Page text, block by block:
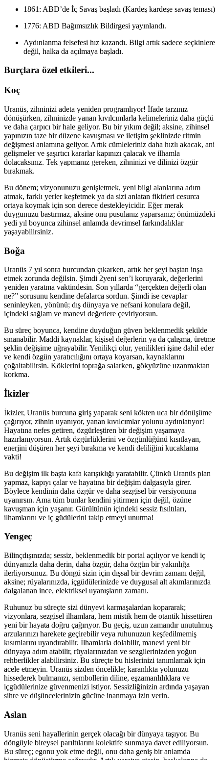
1861: ABD’de İç Savaş başladı (Kardeş kardeşe savaş teması)
1776: ABD Bağımsızlık Bildirgesi yayınlandı.
Aydınlanma felsefesi hız kazandı. Bilgi artık sadece seçkinlere
değil, halka da açılmaya başladı.
Burçlara özel etkileri...
Koç
Uranüs, zihninizi adeta yeniden programlıyor! İfade tarzınız
dönüşürken, zihninizde yanan kıvılcımlarla kelimeleriniz daha güçlü
ve daha çarpıcı bir hale geliyor. Bu bir yıkım değil; aksine, zihinsel
yapınızın taze bir düzene kavuşması ve iletişim şeklinizde ritmin
değişmesi anlamına geliyor. Artık cümleleriniz daha hızlı akacak, ani
gelişmeler ve şaşırtıcı kararlar kapınızı çalacak ve ilhamla
dolacaksınız. Tek yapmanız gereken, zihninizi ve dilinizi özgür
bırakmak.
Bu dönem; vizyonunuzu genişletmek, yeni bilgi alanlarına adım
atmak, farklı yerler keşfetmek ya da sizi anlatan fikirleri cesurca
ortaya koymak için son derece destekleyicidir. Eğer merak
duygunuzu bastırmaz, aksine onu pusulanız yaparsanız; önümüzdeki
yedi yıl boyunca zihinsel anlamda devrimsel farkındalıklar
yaşayabilirsiniz.
Boğa
Uranüs 7 yıl sonra burcundan çıkarken, artık her şeyi baştan inşa
etmek zorunda değilsin. Şimdi 2yeni sen’i koruyarak, değerlerini
yeniden yaratma vaktindesin. Son yıllarda “gerçekten değerli olan
ne?” sorusunu kendine defalarca sordun. Şimdi ise cevaplar
seninleyken, yönünü; dış dünyaya ve nefsani konulara değil,
içindeki sağlam ve manevi değerlere çeviriyorsun.
Bu süreç boyunca, kendine duyduğun güven beklenmedik şekilde
sınanabilir. Maddi kaynaklar, kişisel değerlerin ya da çalışma, üretme
şeklin değişime uğrayabilir. Yenilikçi olur, yenilikleri işine dahil eder
ve kendi özgün yaratıcılığını ortaya koyarsan, kaynaklarını
çoğaltabilirsin. Köklerini toprağa salarken, gökyüzüne uzanmaktan
korkma.
İkizler
İkizler, Uranüs burcuna giriş yaparak seni kökten uca bir dönüşüme
çağırıyor, zihnin uyanıyor, yanan kıvılcımlar yolunu aydınlatıyor!
Hayatına nefes getiren, özgürleştiren bir değişim yaşamaya
hazırlanıyorsun. Artık özgürlüklerini ve özgünlüğünü kısıtlayan,
enerjini düşüren her şeyi bırakma ve kendi deliliğini kucaklama
vakti!
Bu değişim ilk başta kafa karışıklığı yaratabilir. Çünkü Uranüs plan
yapmaz, kapıyı çalar ve hayatına bir değişim dalgasıyla girer.
Böylece kendinin daha özgür ve daha sezgisel bir versiyonuna
uyanırsın. Ama tüm bunlar kendini yitirmen için değil, özüne
kavuşman için yaşanır. Gürültünün içindeki sessiz fısıltıları,
ilhamlarını ve iç güdülerini takip etmeyi unutma!
Yengeç
Bilinçdışınızda; sessiz, beklenmedik bir portal açılıyor ve kendi iç
dünyanızla daha derin, daha özgür, daha özgün bir yakınlığa
ilerliyorsunuz. Bu döngü sizin için dışsal bir devrim zamanı değil,
aksine; rüyalarınızda, içgüdülerinizde ve duygusal alt akımlarınızda
dalgalanan ince, elektriksel uyanışların zamanı.
Ruhunuz bu süreçte sizi dünyevi karmaşalardan kopararak;
vizyonlara, sezgisel ilhamlara, hem mistik hem de otantik hissettiren
yeni bir hayata doğru çağırıyor. Bu geçiş, uzun zamandır unutulmuş
arzularınızı harekete geçirebilir veya ruhunuzun keşfedilmemiş
kısımlarını uyandırabilir. İlhamlarla dolabilir, manevi yeni bir
dünyaya adım atabilir, rüyalarınızdan ve sezgilerinizden yoğun
rehberlikler alabilirsiniz. Bu süreçte bu hislerinizi tanımlamak için
acele etmeyin. Uranüs sizden öncelikle; karanlıkta yolunuzu
hissederek bulmanızı, sembollerin diline, eşzamanlılıklara ve
içgüdülerinize güvenmenizi istiyor. Sessizliğinizin ardında yaşayan
sihre ve düşüncelerinizin gücüne inanmaya izin verin.
Aslan
Uranüs seni hayallerinin gerçek olacağı bir dünyaya taşıyor. Bu
döngüyle bireysel parıltılarını kolektife sunmaya davet ediliyorsun.
Bu süreç; egonu yok etme değil, onu daha geniş bir anlamda